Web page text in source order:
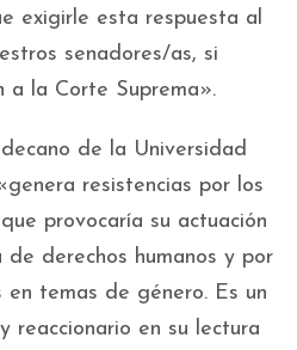
exigirle esta respuesta al
senadores/as, si
a la Corte Suprema».
de la Universidad
resistencias por los
provocaría su actuación
derechos humanos y por
en temas de género. Es un
reaccionario en su lectura